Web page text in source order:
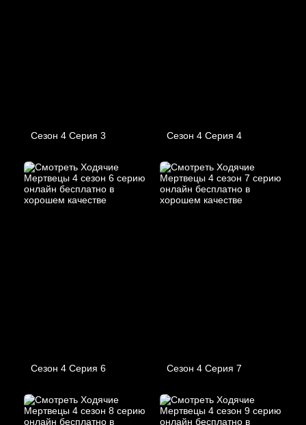
Сезон 4 Серия 3 Сезон 4 Серия 4
Сезон 4 Серия 6 Сезон 4 Серия 7